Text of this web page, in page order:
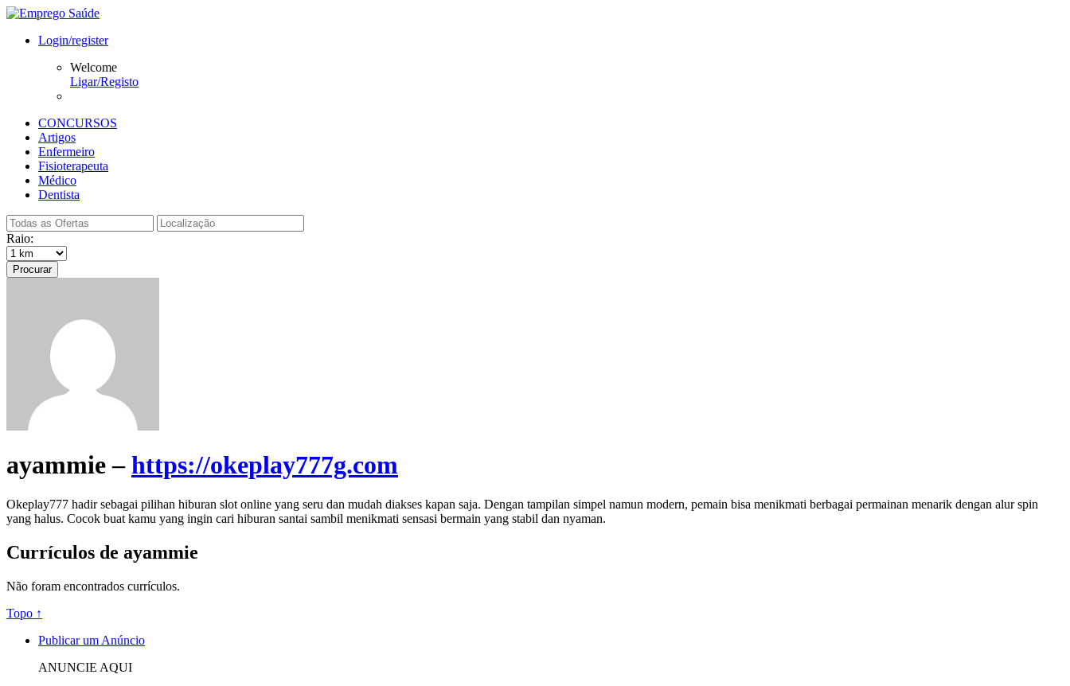
Login/register
Welcome
Ligar/Registo
CONCURSOS
Artigos
Enfermeiro
Fisioterapeuta
Médico
Dentista
Raio:
Procurar
ayammie –https://okeplay777g.com
Okeplay777 hadir sebagai pilihan hiburan slot online yang seru dan mudah diakses kapan saja. Dengan tampilan simpel namun modern, pemain bisa menikmati berbagai permainan menarik dengan alur spin
yang halus. Cocok buat kamu yang ingin cari hiburan santai sambil menikmati sensasi bermain yang stabil dan nyaman.
Currículos de ayammie
Não foram encontrados currículos.
Topo ↑
Publicar um Anúncio
ANUNCIE AQUI